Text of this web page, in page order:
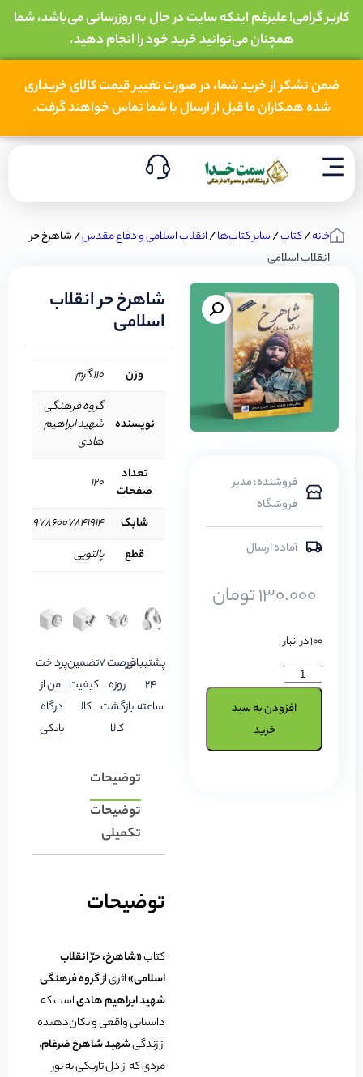
کاربر گرامی! علیرغم اینکه سایت در حال به روزرسانی می‌باشد، شما
همچنان می‌توانید خرید خود را انجام دهید.
ضمن تشکر از خرید شما، در صورت تغییر قیمت کالای خریداری
شده همکاران ما قبل از ارسال با شما تماس خواهند گرفت.
خانه/کتاب/سایر کتاب‌ها/انقلاب اسلامی و دفاع مقدس/ شاهرخ حر
انقلاب اسلامی
فروشنده: مدیر
فروشگاه
آماده ارسال
130.000تومان
100 در انبار
افزودن به سبد
خرید
شاهرخ حر انقلاب
اسلامی
وزن 110 گرم
نویسنده
گروه فرهنگی
شهید ابراهیم
هادی
تعداد
صفحات
120
شابک
9786007841914
قطع
پالتویی
پشتیبانی
24
ساعته
فرصت 7
روزه
بازگشت
کالا
تضمین
کیفیت
کالا
پرداخت
امن از
درگاه
بانکی
توضیحات
توضیحات
تکمیلی
توضیحات
کتاب«شاهرخ، حرّ انقلاب
اسلامی»اثری ازگروه فرهنگی
شهید ابراهیم هادیاست که
داستانی واقعی و تکان‌دهنده
از زندگیشهید شاهرخ ضرغام،
مردی که از دل تاریکی به نور